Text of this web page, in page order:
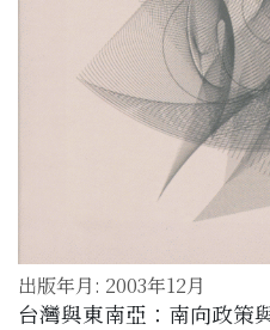
出版年月: 2003年12月
台灣與東南亞：南向政策